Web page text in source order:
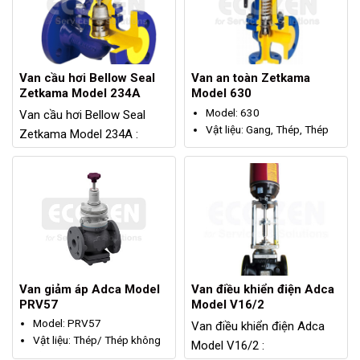
Zetkama Model 234A
Van cầu hơi Bellow Seal
Zetkama Model 234A :
Model: 234A
Vật liệu: Gang xám
Kích thước: DN15 – DN250
Áp suất tối đa: 16bar
Nhiệt độ tối đa: 300°C
Model 630
Model: 630
Vật liệu: Gang, Thép, Thép
đúc chống axit
Kích thước: DN20 – DN400
Áp suất làm việc: PN16,
PN40, PN63, PN100
Van giảm áp Adca Model
Model: PRV57
Vật liệu: Thép/ Thép không
Size: DN15 - DN100
Áp suất tối đa: PN40
Nhiệt độ hoạt động tối đa:
Van điều khiển điện Adca
Model V16/2
Van điều khiển điện Adca
Model V16/2 :
Model: V16/2
Chất liệu: Thép/ Thép
Carbon/ Thép không gỉ
Kích thước: DN15 – DN150
Kết nối: Bích/ Ren (Khi có